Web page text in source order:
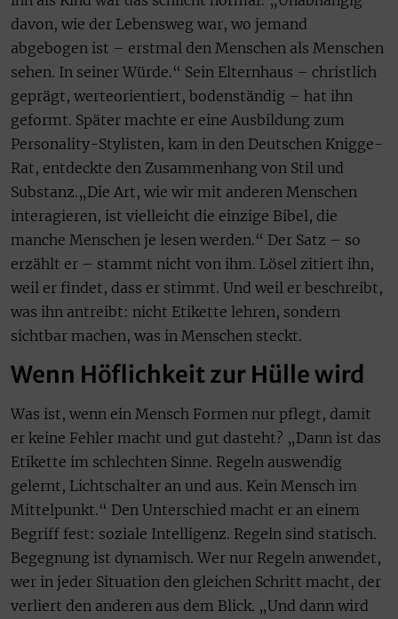
davon, wie der Lebensweg war, wo jemand
abgebogen ist – erstmal den Menschen als Menschen
sehen. In seiner Würde.“ Sein Elternhaus – christlich
geprägt, werteorientiert, bodenständig – hat ihn
geformt. Später machte er eine Ausbildung zum
Personality-Stylisten, kam in den Deutschen Knigge-
Rat, entdeckte den Zusammenhang von Stil und
Substanz.„Die Art, wie wir mit anderen Menschen
interagieren, ist vielleicht die einzige Bibel, die
manche Menschen je lesen werden.“ Der Satz – so
erzählt er – stammt nicht von ihm. Lösel zitiert ihn,
weil er findet, dass er stimmt. Und weil er beschreibt,
was ihn antreibt: nicht Etikette lehren, sondern
sichtbar machen, was in Menschen steckt.
Wenn Höflichkeit zur Hülle wird
Was ist, wenn ein Mensch Formen nur pflegt, damit
er keine Fehler macht und gut dasteht? „Dann ist das
Etikette im schlechten Sinne. Regeln auswendig
gelernt, Lichtschalter an und aus. Kein Mensch im
Mittelpunkt.“ Den Unterschied macht er an einem
Begriff fest: soziale Intelligenz. Regeln sind statisch.
Begegnung ist dynamisch. Wer nur Regeln anwendet,
wer in jeder Situation den gleichen Schritt macht, der
verliert den anderen aus dem Blick. „Und dann wird